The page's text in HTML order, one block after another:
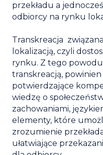
przekładu a
odbiorcy na rynku
Transkreacja
lokalizacją, czyli
rynku. Z tego powodu
transkreacją,
potwierdzające
wiedzę o
zachowaniami,
elementy, które
zrozumienie
ułatwiające